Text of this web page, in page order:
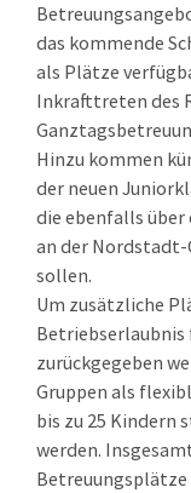
das kommende
als Plätze
Inkrafttreten des
Hinzu kommen
der neuen
die ebenfalls
an der Nordstadt-
sollen.
Um zusätzliche
zurückgegeben
Gruppen als
bis zu 25 Kindern
werden.
Betreuungsplätze